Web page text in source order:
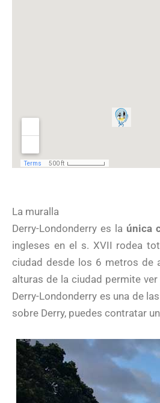
La muralla
Derry-Londonderry es la única
ingleses en el s. XVII rodea
ciudad desde los 6 metros de
alturas de la ciudad permite
Derry-Londonderry es una de
sobre Derry, puedes contratar